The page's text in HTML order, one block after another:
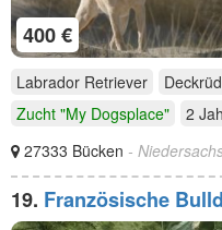
400 €
Labrador Retriever
Zucht "My Dogsplace"
2
27333 Bücken -
19. Französische